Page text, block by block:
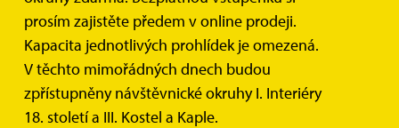
prosím zajistěte předem v online prodeji.
Kapacita jednotlivých prohlídek je omezená.
V těchto mimořádných dnech budou
zpřístupněny návštěvnické okruhy I. Interiéry
18. století a III. Kostel a Kaple.